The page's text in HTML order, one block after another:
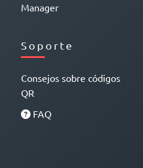
Manager
Soporte
Consejos sobre códigos
QR
FAQ